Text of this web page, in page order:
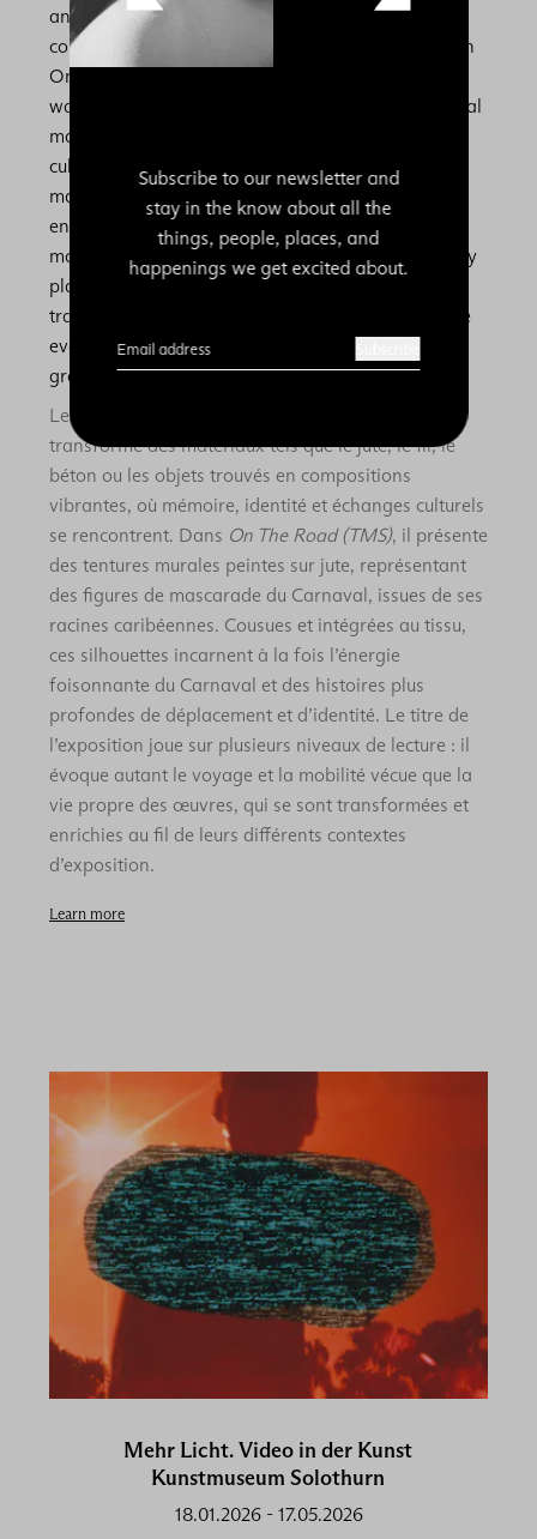
and found objects into vibrant compositions that
connect memory, identity, and cultural exchange. In
On The Road (TMS), Barrington presents collaged
wall hangings painted on burlap, depicting Carnival
masquerade figures drawn from his Caribbean
cultural roots. Stitched and composed into the
material, these figures evoke both the exuberant
energy of Carnival and deeper histories of
movement and identity. The exhibition’s title hereby
plays on multiple meanings, reflecting not only
travel and mobility as lived experience but also the
evolving life of the works themselves as they have
grown across different contexts.
Le travail d’Álvaro Barrington (né en 1983)
transforme des matériaux tels que le jute, le fil, le
béton ou les objets trouvés en compositions
vibrantes, où mémoire, identité et échanges culturels
se rencontrent. Dans On The Road (TMS), il présente
des tentures murales peintes sur jute, représentant
des figures de mascarade du Carnaval, issues de ses
racines caribéennes. Cousues et intégrées au tissu,
ces silhouettes incarnent à la fois l’énergie
foisonnante du Carnaval et des histoires plus
profondes de déplacement et d’identité. Le titre de
l’exposition joue sur plusieurs niveaux de lecture : il
évoque autant le voyage et la mobilité vécue que la
vie propre des œuvres, qui se sont transformées et
enrichies au fil de leurs différents contextes
d’exposition.
Learn more
Mehr Licht. Video in der Kunst
Kunstmuseum Solothurn
18.01.2026- 17.05.2026
Subscribe to our newsletter and
stay in the know about all the
things, people, places, and
happenings we get excited about.
Email address